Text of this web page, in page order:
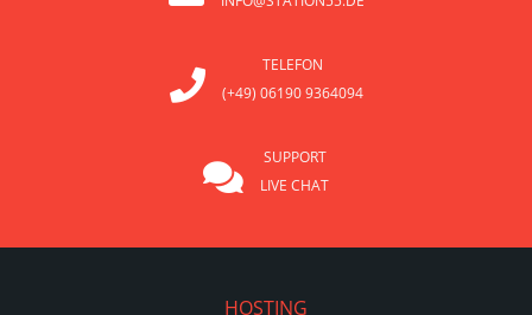
TELEFON
(+49) 06190 9364094
SUPPORT
LIVE CHAT
HOSTING